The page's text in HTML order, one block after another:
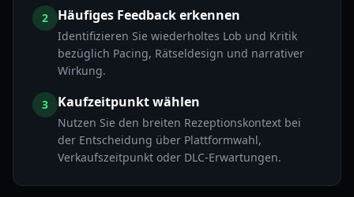
2 Häufiges Feedback erkennen
Identifizieren Sie wiederholtes Lob und Kritik
bezüglich Pacing, Rätseldesign und narrativer
Wirkung.
3 Kaufzeitpunkt wählen
Nutzen Sie den breiten Rezeptionskontext bei
der Entscheidung über Plattformwahl,
Verkaufszeitpunkt oder DLC-Erwartungen.